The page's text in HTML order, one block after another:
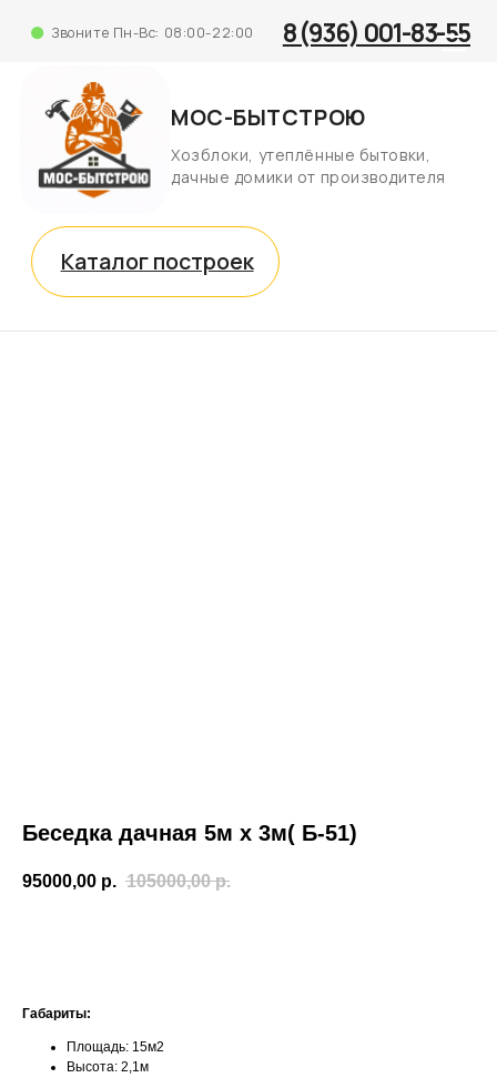
Хозблоки, утеплённые бытовки,
дачные домики от производителя
Каталог построек
8 (936) 001-83-55
Беседка дачная 5м х 3м( Б-51)
95000,00 р. 105000,00 р.
Габариты:
Площадь: 15м2
Высота: 2,1м